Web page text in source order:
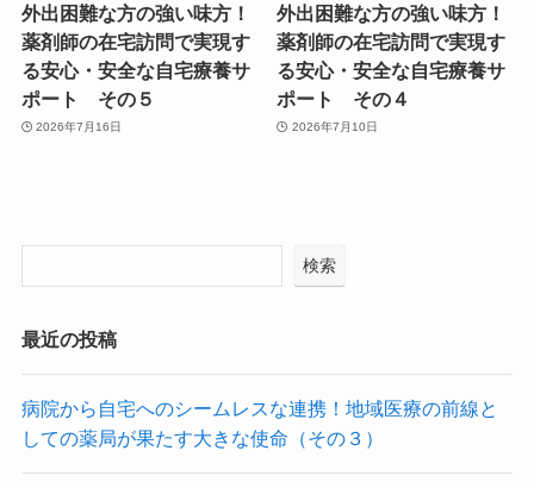
外出困難な方の強い味方！
薬剤師の在宅訪問で実現す
る安心・安全な自宅療養サ
ポート その５
2026年7月16日
外出困難な方の強い味方！
薬剤師の在宅訪問で実現す
る安心・安全な自宅療養サ
ポート その４
2026年7月10日
検索
最近の投稿
病院から自宅へのシームレスな連携！地域医療の前線と
しての薬局が果たす大きな使命（その３）